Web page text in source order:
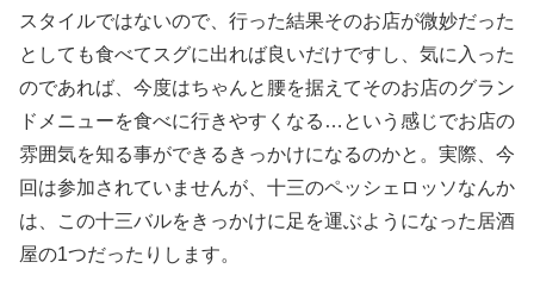
スタイルではないので、行った結果そのお店が微妙だった
としても食べてスグに出れば良いだけですし、気に入った
のであれば、今度はちゃんと腰を据えてそのお店のグラン
ドメニューを食べに行きやすくなる…という感じでお店の
雰囲気を知る事ができるきっかけになるのかと。実際、今
回は参加されていませんが、十三のペッシェロッソなんか
は、この十三バルをきっかけに足を運ぶようになった居酒
屋の1つだったりします。